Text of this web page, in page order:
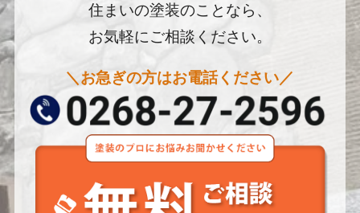
住まいの塗装のことなら、
お気軽にご相談ください。
＼お急ぎの方はお電話ください／